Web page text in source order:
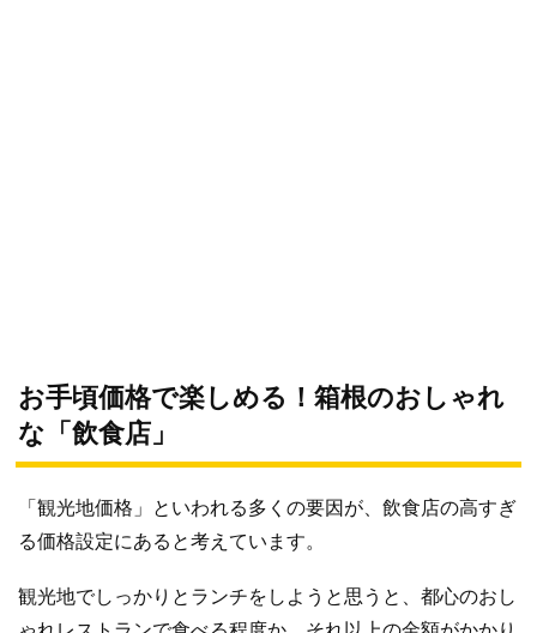
お手頃価格で楽しめる！箱根のおしゃれ
な「飲食店」
「観光地価格」といわれる多くの要因が、飲食店の高すぎ
る価格設定にあると考えています。
観光地でしっかりとランチをしようと思うと、都心のおし